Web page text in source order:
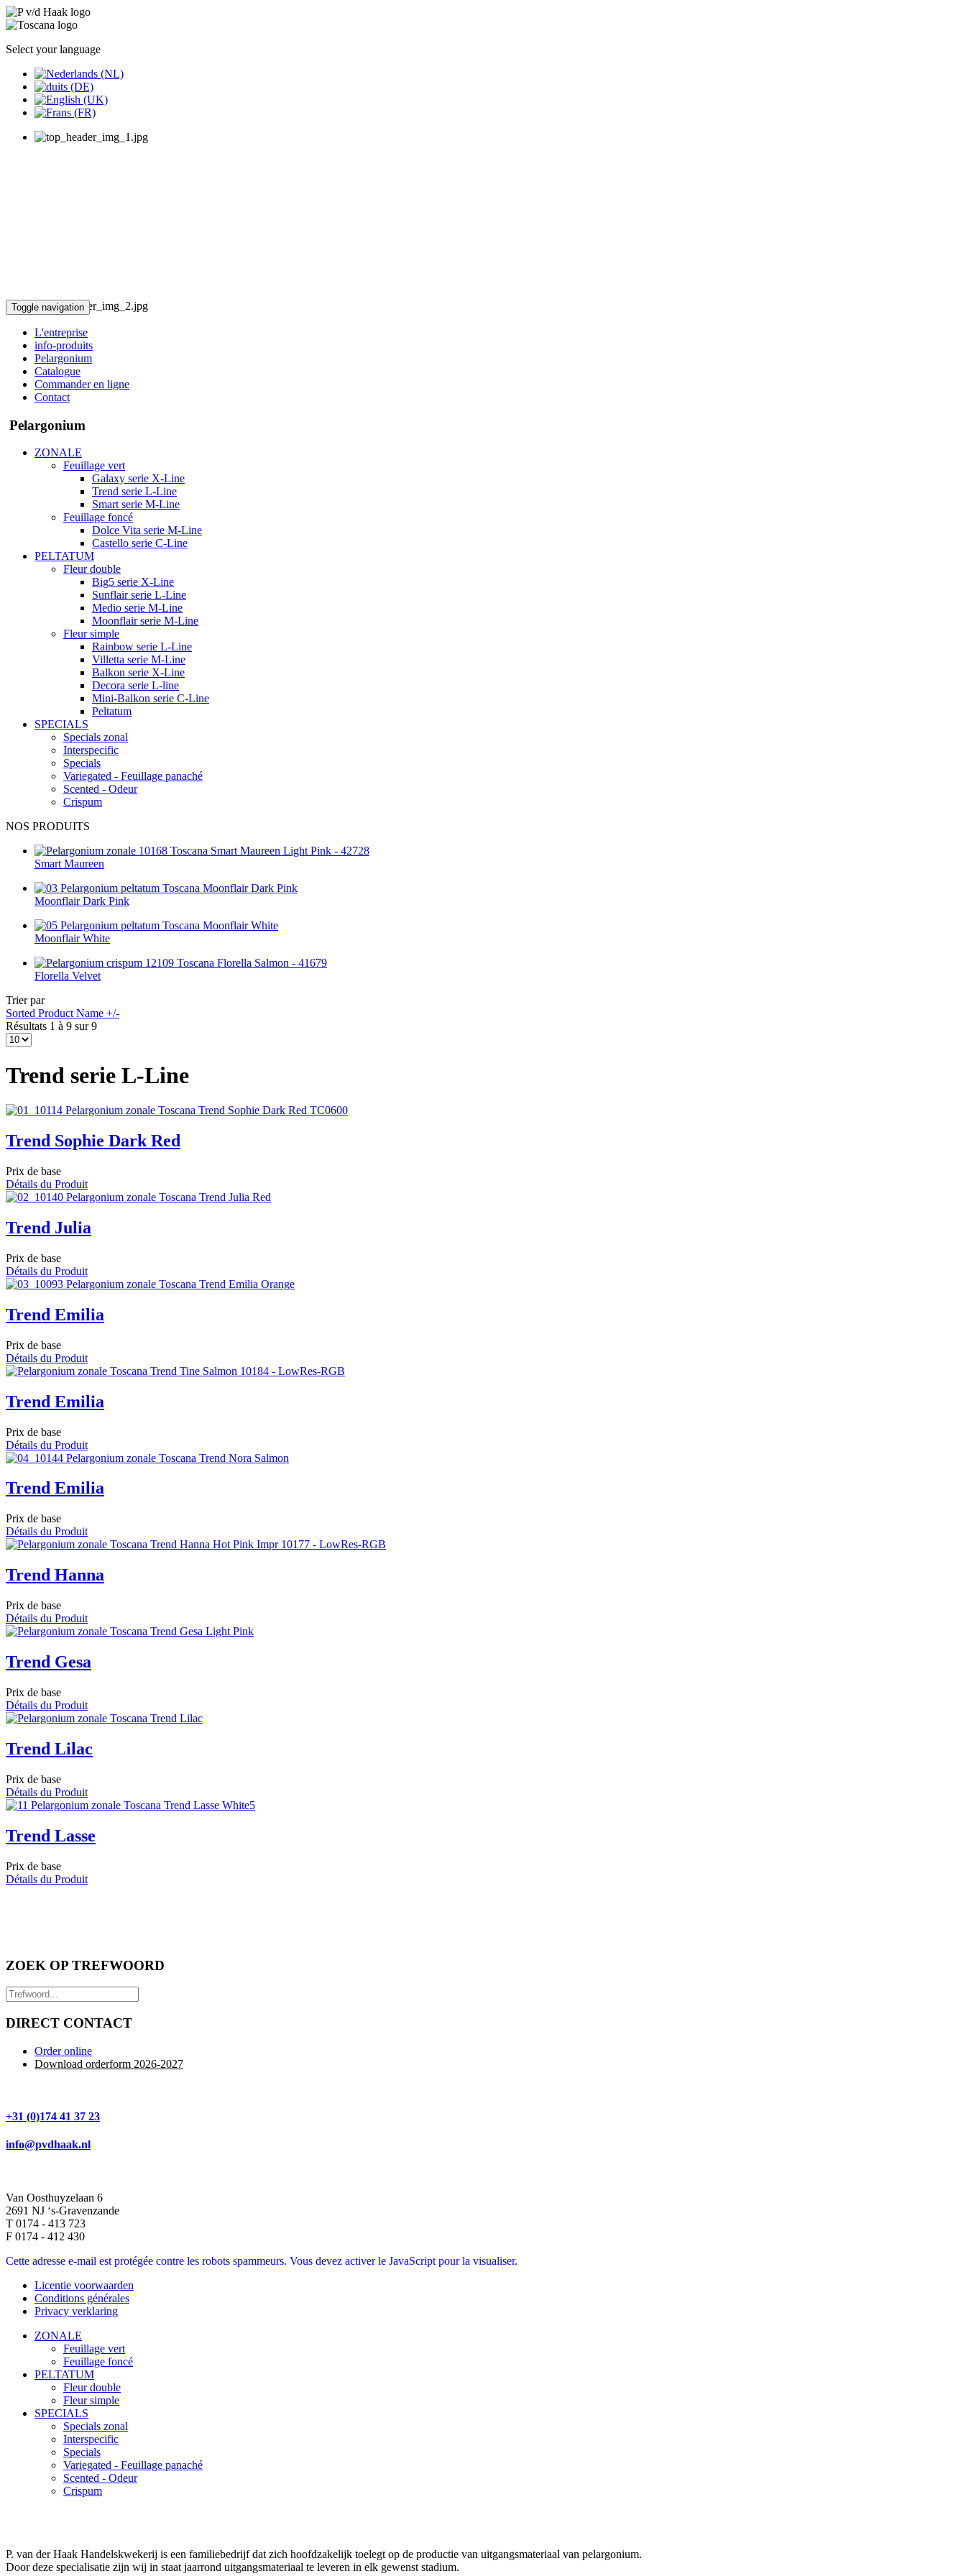
Select your language
Toggle navigation
L'entreprise
info-produits
Pelargonium
Catalogue
Commander en ligne
Contact
Pelargonium
ZONALE
Feuillage vert
Galaxy serie X-Line
Trend serie L-Line
Smart serie M-Line
Feuillage foncé
Dolce Vita serie M-Line
Castello serie C-Line
PELTATUM
Fleur double
Big5 serie X-Line
Sunflair serie L-Line
Medio serie M-Line
Moonflair serie M-Line
Fleur simple
Rainbow serie L-Line
Villetta serie M-Line
Balkon serie X-Line
Decora serie L-line
Mini-Balkon serie C-Line
Peltatum
SPECIALS
Specials zonal
Interspecific
Specials
Variegated - Feuillage panaché
Scented - Odeur
Crispum
NOS PRODUITS
Smart Maureen
Moonflair Dark Pink
Moonflair White
Florella Velvet
Trier par
Sorted Product Name +/-
Résultats 1 à 9 sur 9
Trend serie L-Line
Trend Sophie Dark Red
Prix de base
Détails du Produit
Trend Julia
Prix de base
Détails du Produit
Trend Emilia
Prix de base
Détails du Produit
Trend Emilia
Prix de base
Détails du Produit
Trend Emilia
Prix de base
Détails du Produit
Trend Hanna
Prix de base
Détails du Produit
Trend Gesa
Prix de base
Détails du Produit
Trend Lilac
Prix de base
Détails du Produit
Trend Lasse
Prix de base
Détails du Produit
ZOEK OP TREFWOORD
DIRECT CONTACT
Order online
Download orderform 2026-2027
+31 (0)174 41 37 23
info@pvdhaak.nl
Van Oosthuyzelaan 6
2691 NJ ‘s-Gravenzande
T 0174 - 413 723
F 0174 - 412 430
Cette adresse e-mail est protégée contre les robots spammeurs. Vous devez activer le JavaScript pour la visualiser.
Licentie voorwaarden
Conditions générales
Privacy verklaring
ZONALE
Feuillage vert
Feuillage foncé
PELTATUM
Fleur double
Fleur simple
SPECIALS
Specials zonal
Interspecific
Specials
Variegated - Feuillage panaché
Scented - Odeur
Crispum
P. van der Haak Handelskwekerij is een familiebedrijf dat zich hoofdzakelijk toelegt op de productie van uitgangsmateriaal van pelargonium.
Door deze specialisatie zijn wij in staat jaarrond uitgangsmateriaal te leveren in elk gewenst stadium.